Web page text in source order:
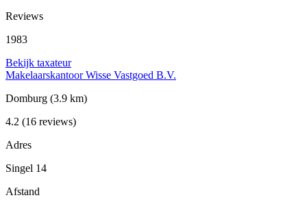
Reviews
1983
Bekijk taxateur
Makelaarskantoor Wisse Vastgoed B.V.
Domburg (3.9 km)
4.2 (16 reviews)
Adres
Singel 14
Afstand